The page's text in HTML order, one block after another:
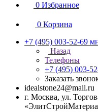
0 Избранное
0 Корзина
+7 (495) 003-52-69
Назад
Телефоны
+7 (495) 003-
Заказать
idealstone24@mail.ru
г. Москва, ул.